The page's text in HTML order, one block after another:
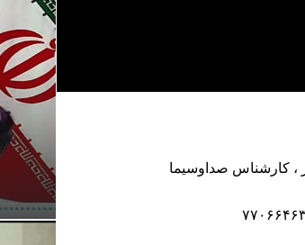
، کارشناس صداوسیما